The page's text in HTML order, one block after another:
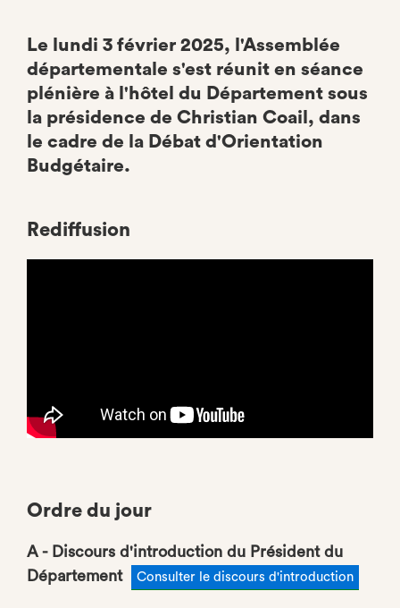
Le lundi 3 février 2025, l'Assemblée
départementale s'est réunit en séance
plénière à l'hôtel du Département sous
la présidence de Christian Coail, dans
le cadre de la Débat d'Orientation
Budgétaire.
Rediffusion
Ordre du jour
A - Discours d'introduction du Président du
Département
Consulter le discours d'introduction